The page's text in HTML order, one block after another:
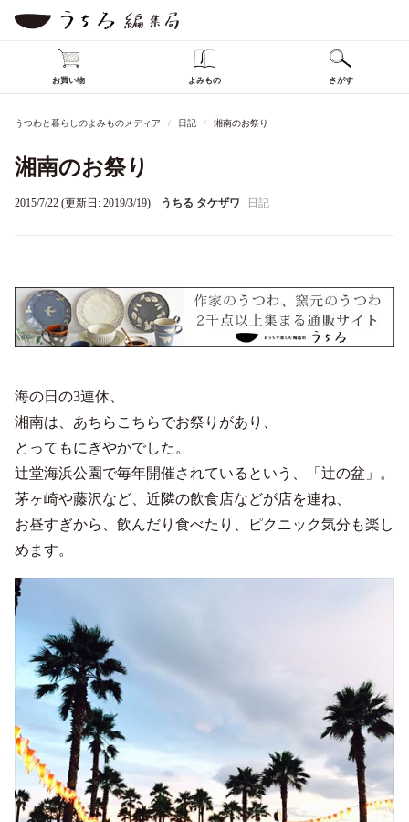
お買い物 よみもの さがす
うつわと暮らしのよみものメディア 日記 湘南のお祭り
湘南のお祭り
2015/7/22 (更新日: 2019/3/19) うちる タケザワ 日記
海の日の3連休、
湘南は、あちらこちらでお祭りがあり、
とってもにぎやかでした。
辻堂海浜公園で毎年開催されているという、「辻の盆」。
茅ヶ崎や藤沢など、近隣の飲食店などが店を連ね、
お昼すぎから、飲んだり食べたり、ピクニック気分も楽し
めます。